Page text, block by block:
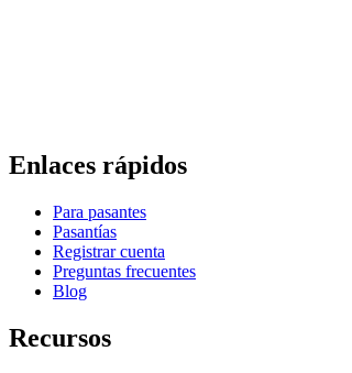
Enlaces rápidos
Para pasantes
Pasantías
Registrar cuenta
Preguntas frecuentes
Blog
Recursos